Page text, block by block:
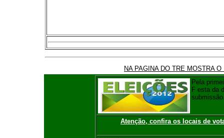
NA PAGINA DO TRE MOSTRA
Pela
F esta da
Atenção, confira os locais de